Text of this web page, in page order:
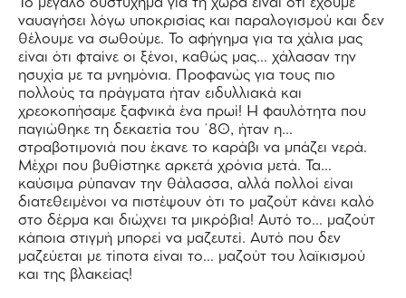
Το μεγάλο δυστύχημα για τη χώρα είναι ότι έχουμε
ναυαγήσει λόγω υποκρισίας και παραλογισμού και δεν
θέλουμε να σωθούμε. Το αφήγημα για τα χάλια μας
είναι ότι φταίνε οι ξένοι, καθώς μας… χάλασαν την
ησυχία με τα μνημόνια. Προφανώς για τους πιο
πολλούς τα πράγματα ήταν ειδυλλιακά και
χρεοκοπήσαμε ξαφνικά ένα πρωί! Η φαυλότητα που
παγιώθηκε τη δεκαετία του ΄80, ήταν η…
στραβοτιμονιά που έκανε το καράβι να μπάζει νερά.
Μέχρι που βυθίστηκε αρκετά χρόνια μετά. Τα…
καύσιμα ρύπαναν την θάλασσα, αλλά πολλοί είναι
διατεθειμένοι να πιστέψουν ότι το μαζούτ κάνει καλό
στο δέρμα και διώχνει τα μικρόβια! Αυτό το… μαζούτ
κάποια στιγμή μπορεί να μαζευτεί. Αυτό που δεν
μαζεύεται με τίποτα είναι το… μαζούτ του λαϊκισμού
και της βλακείας!